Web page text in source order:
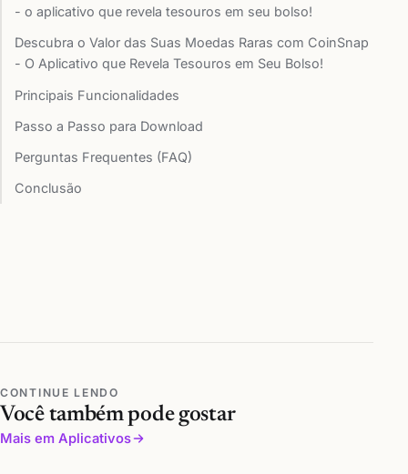
- o aplicativo que revela tesouros em seu bolso!
Descubra o Valor das Suas Moedas Raras com CoinSnap
- O Aplicativo que Revela Tesouros em Seu Bolso!
Principais Funcionalidades
Passo a Passo para Download
Perguntas Frequentes (FAQ)
Conclusão
CONTINUE LENDO
Você também pode gostar
Mais em Aplicativos